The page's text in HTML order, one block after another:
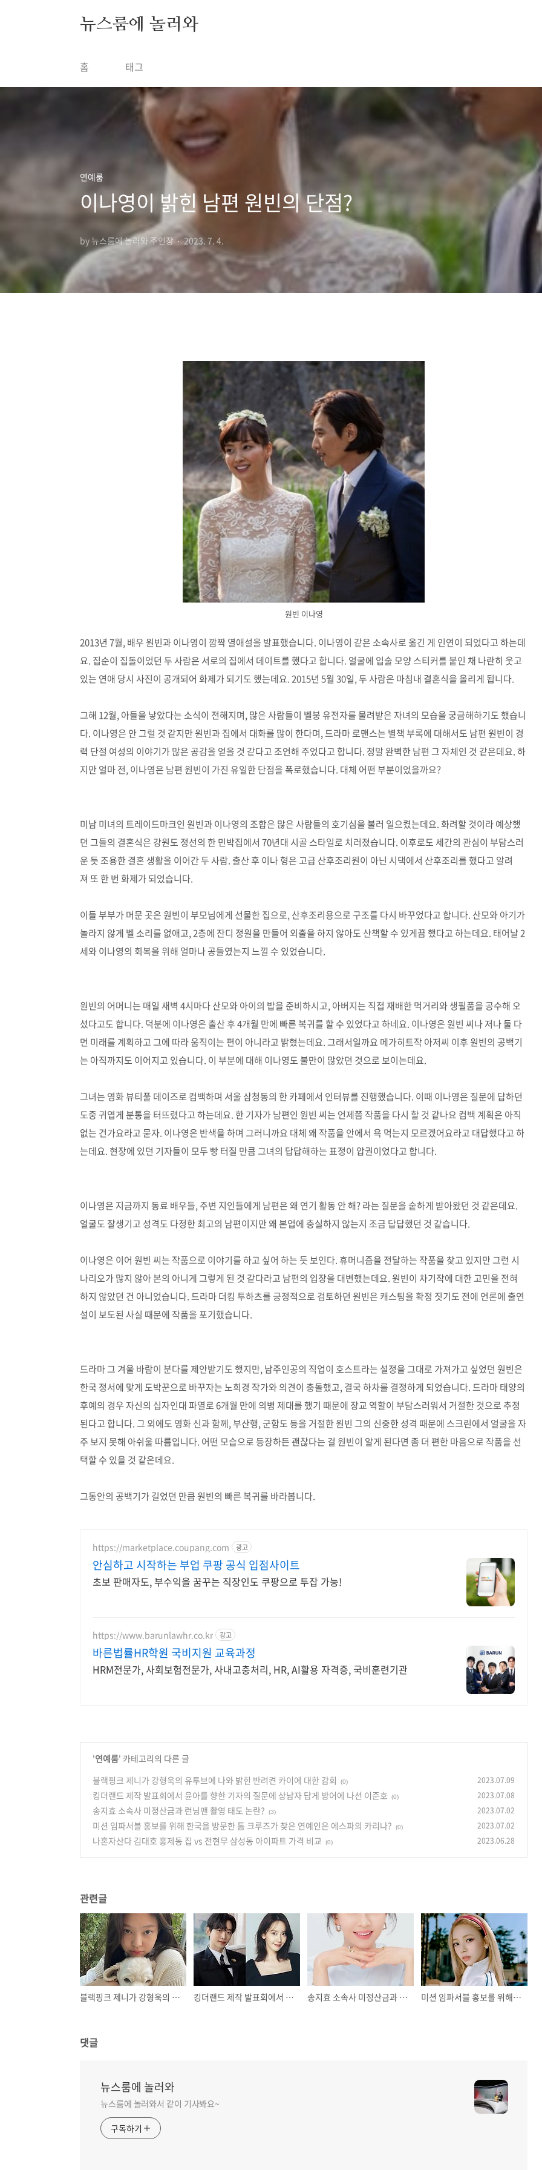
뉴스룸에 놀러와
홈 태그
연예룸
이나영이 밝힌 남편 원빈의 단점?
by 뉴스룸에 놀러와 주인장 2023. 7. 4.
원빈 이나영
2013년 7월, 배우 원빈과 이나영이 깜짝 열애설을 발표했습니다. 이나영이 같은 소속사로 옮긴 게 인연이 되었다고 하는데
요. 집순이 집돌이었던 두 사람은 서로의 집에서 데이트를 했다고 합니다. 얼굴에 입술 모양 스티커를 붙인 채 나란히 웃고
있는 연애 당시 사진이 공개되어 화제가 되기도 했는데요. 2015년 5월 30일, 두 사람은 마침내 결혼식을 올리게 됩니다.
그해 12월, 아들을 낳았다는 소식이 전해지며, 많은 사람들이 벨붕 유전자를 물려받은 자녀의 모습을 궁금해하기도 했습니
다. 이나영은 안 그럴 것 같지만 원빈과 집에서 대화를 많이 한다며, 드라마 로맨스는 별책 부록에 대해서도 남편 원빈이 경
력 단절 여성의 이야기가 많은 공감을 얻을 것 같다고 조언해 주었다고 합니다. 정말 완벽한 남편 그 자체인 것 같은데요. 하
지만 얼마 전, 이나영은 남편 원빈이 가진 유일한 단점을 폭로했습니다. 대체 어떤 부분이었을까요?
미남 미녀의 트레이드마크인 원빈과 이나영의 조합은 많은 사람들의 호기심을 불러 일으켰는데요. 화려할 것이라 예상했
던 그들의 결혼식은 강원도 정선의 한 민박집에서 70년대 시골 스타일로 치러졌습니다. 이후로도 세간의 관심이 부담스러
운 듯 조용한 결혼 생활을 이어간 두 사람. 출산 후 이나 형은 고급 산후조리원이 아닌 시댁에서 산후조리를 했다고 알려
져 또 한 번 화제가 되었습니다.
이들 부부가 머문 곳은 원빈이 부모님에게 선물한 집으로, 산후조리용으로 구조를 다시 바꾸었다고 합니다. 산모와 아기가
놀라지 않게 벨 소리를 없애고, 2층에 잔디 정원을 만들어 외출을 하지 않아도 산책할 수 있게끔 했다고 하는데요. 태어날 2
세와 이나영의 회복을 위해 얼마나 공들였는지 느낄 수 있었습니다.
원빈의 어머니는 매일 새벽 4시마다 산모와 아이의 밥을 준비하시고, 아버지는 직접 재배한 먹거리와 생필품을 공수해 오
셨다고도 합니다. 덕분에 이나영은 출산 후 4개월 만에 빠른 복귀를 할 수 있었다고 하네요. 이나영은 원빈 씨나 저나 둘 다
먼 미래를 계획하고 그에 따라 움직이는 편이 아니라고 밝혔는데요. 그래서일까요 메가히트작 아저씨 이후 원빈의 공백기
는 아직까지도 이어지고 있습니다. 이 부분에 대해 이나영도 불만이 많았던 것으로 보이는데요.
그녀는 영화 뷰티풀 데이즈로 컴백하며 서울 삼청동의 한 카페에서 인터뷰를 진행했습니다. 이때 이나영은 질문에 답하던
도중 귀엽게 분통을 터뜨렸다고 하는데요. 한 기자가 남편인 원빈 씨는 언제쯤 작품을 다시 할 것 같나요 컴백 계획은 아직
없는 건가요라고 묻자. 이나영은 반색을 하며 그러니까요 대체 왜 작품을 안에서 욕 먹는지 모르겠어요라고 대답했다고 하
는데요. 현장에 있던 기자들이 모두 빵 터질 만큼 그녀의 답답해하는 표정이 압권이었다고 합니다.
이나영은 지금까지 동료 배우들, 주변 지인들에게 남편은 왜 연기 활동 안 해? 라는 질문을 숱하게 받아왔던 것 같은데요.
얼굴도 잘생기고 성격도 다정한 최고의 남편이지만 왜 본업에 충실하지 않는지 조금 답답했던 것 같습니다.
이나영은 이어 원빈 씨는 작품으로 이야기를 하고 싶어 하는 듯 보인다. 휴머니즘을 전달하는 작품을 찾고 있지만 그런 시
나리오가 많지 않아 본의 아니게 그렇게 된 것 같다라고 남편의 입장을 대변했는데요. 원빈이 차기작에 대한 고민을 전혀
하지 않았던 건 아니었습니다. 드라마 더킹 투하츠를 긍정적으로 검토하던 원빈은 캐스팅을 확정 짓기도 전에 언론에 출연
설이 보도된 사실 때문에 작품을 포기했습니다.
드라마 그 겨울 바람이 분다를 제안받기도 했지만, 남주인공의 직업이 호스트라는 설정을 그대로 가져가고 싶었던 원빈은
한국 정서에 맞게 도박꾼으로 바꾸자는 노희경 작가와 의견이 충돌했고, 결국 하차를 결정하게 되었습니다. 드라마 태양의
후예의 경우 자신의 십자인대 파열로 6개월 만에 의병 제대를 했기 때문에 장교 역할이 부담스러워서 거절한 것으로 추정
된다고 합니다. 그 외에도 영화 신과 함께, 부산행, 군함도 등을 거절한 원빈 그의 신중한 성격 때문에 스크린에서 얼굴을 자
주 보지 못해 아쉬울 따름입니다. 어떤 모습으로 등장하든 괜찮다는 걸 원빈이 알게 된다면 좀 더 편한 마음으로 작품을 선
택할 수 있을 것 같은데요.
그동안의 공백기가 길었던 만큼 원빈의 빠른 복귀를 바라봅니다.
https://marketplace.coupang.com 광고
안심하고 시작하는 부업 쿠팡 공식 입점사이트
초보 판매자도, 부수익을 꿈꾸는 직장인도 쿠팡으로 투잡 가능!
https://www.barunlawhr.co.kr 광고
바른법률HR학원 국비지원 교육과정
HRM전문가, 사회보험전문가, 사내고충처리, HR, AI활용 자격증, 국비훈련기관
'연예룸' 카테고리의 다른 글
블랙핑크 제니가 강형욱의 유투브에 나와 밝힌 반려켠 카이에 대한 감회
(0) 2023.07.09
킹더랜드 제작 발표회에서 윤아를 향한 기자의 질문에 상남자 답게 방어에 나선 이준호 (0) 2023.07.08
송지효 소속사 미정산금과 런닝맨 촬영 태도 논란? (3) 2023.07.02
미션 임파서블 홍보를 위해 한국을 방문한 톰 크루즈가 찾은 연예인은 에스파의 카리나? (0) 2023.07.02
나혼자산다 김대호 홍제동 집 vs 전현무 삼성동 아이파트 가격 비교 (0) 2023.06.28
관련글
블랙핑크 제니가 강형욱의 유투브에 나와 밝힌 반려켠 카이에 대한 감회 킹더랜드 제작 발표회에서 윤아를 향한 기자의 질문에 상남자 답게 방어에 나선 이준호 송지효 소속사 미정산금과 런닝맨 촬영 태도 논란? 미션 임파서블 홍보를 위해 한국을 방문한 톰 크루즈가 찾은 연예인은 에스파의 카리나?
댓글
뉴스룸에 놀러와
뉴스룸에 놀러와서 같이 기사봐요~
구독하기